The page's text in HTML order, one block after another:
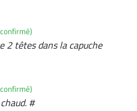
2 têtes dans la capuche
#